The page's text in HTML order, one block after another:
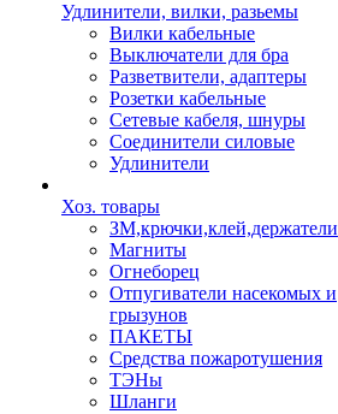
Удлинители, вилки, разьемы
Вилки кабельные
Выключатели для бра
Разветвители, адаптеры
Розетки кабельные
Сетевые кабеля, шнуры
Соединители силовые
Удлинители
Хоз. товары
ЗМ,крючки,клей,держатели
Магниты
Огнеборец
Отпугиватели насекомых и
грызунов
ПАКЕТЫ
Средства пожаротушения
ТЭНы
Шланги